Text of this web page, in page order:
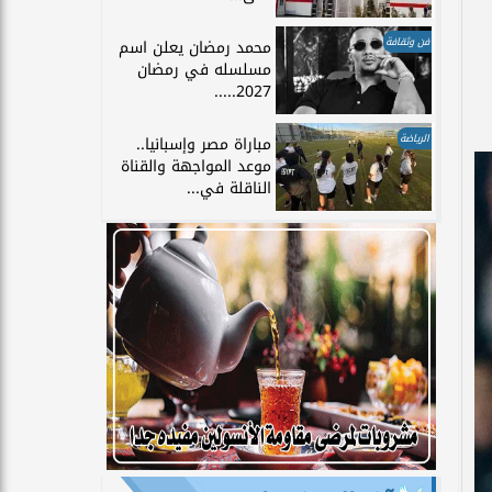
فن وثقافة محمد رمضان يعلن اسم
مسلسله في رمضان
2027.....
الرياضة مباراة مصر وإسبانيا..
موعد المواجهة والقناة
الناقلة في...